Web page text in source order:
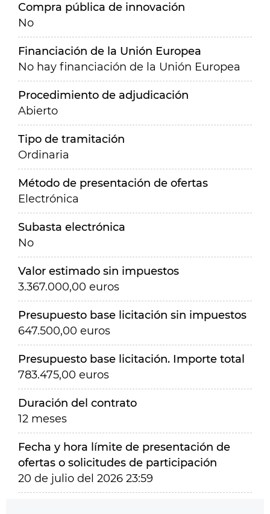
Compra pública de innovación
No
Financiación de la Unión Europea
No hay financiación de la Unión Europea
Procedimiento de adjudicación
Abierto
Tipo de tramitación
Ordinaria
Método de presentación de ofertas
Electrónica
Subasta electrónica
No
Valor estimado sin impuestos
3.367.000,00 euros
Presupuesto base licitación sin impuestos
647.500,00 euros
Presupuesto base licitación. Importe total
783.475,00 euros
Duración del contrato
12 meses
Fecha y hora límite de presentación de
ofertas o solicitudes de participación
20 de julio del 2026 23:59